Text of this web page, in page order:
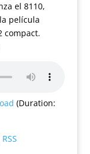
el 8110,
película
compact.
(Duration:
RSS